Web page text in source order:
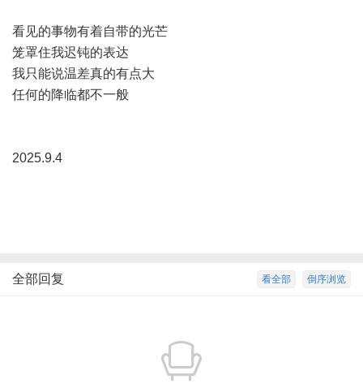
看见的事物有着自带的光芒
笼罩住我迟钝的表达
我只能说温差真的有点大
任何的降临都不一般
2025.9.4
倒序浏览
看全部
全部回复